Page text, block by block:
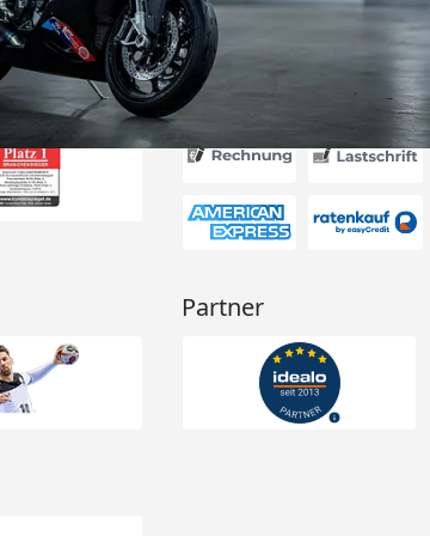
Akzeptierte
Partner